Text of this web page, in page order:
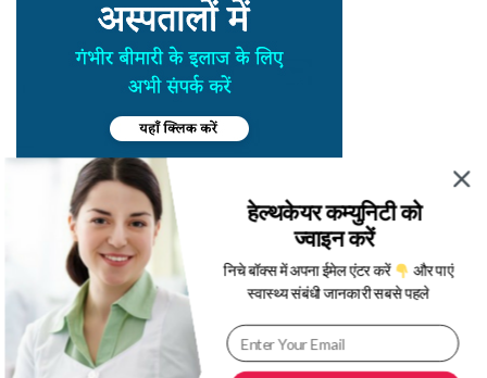
हेल्थकेयर कम्युनिटी को
ज्वाइन करें
निचे बॉक्स में अपना ईमेल एंटर करें
और पाएं
स्वास्थ्य संबंधी जानकारी सबसे पहले